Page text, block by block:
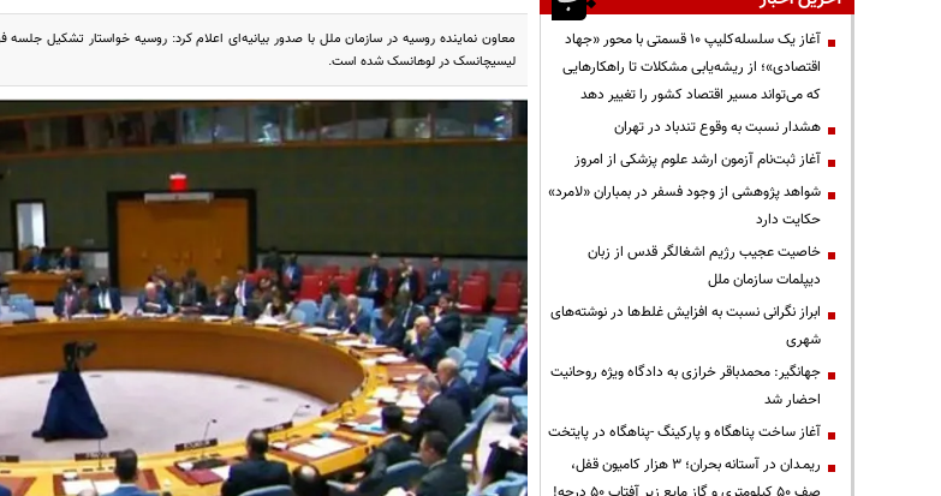
معاون نماینده روسیه در سازمان ملل با صدور بیانیه‌ای اعلام کرد: روسیه خواستار تشکیل
لیسیچانسک در لوهانسک شده است.
آغاز یک سلسله‌کلیپ ۱۰ قسمتی با محور «جهاد
اقتصادی»؛ از ریشه‌یابی مشکلات تا راهکارهایی
که می‌تواند مسیر اقتصاد کشور را تغییر دهد
هشدار نسبت به وقوع تندباد در تهران
آغاز ثبت‌نام آزمون ارشد علوم پزشکی از امروز
شواهد پژوهشی از وجود فسفر در بمباران «لامرد»
حکایت دارد
خاصیت عجیب رژیم اشغالگر قدس از زبان
دیپلمات سازمان ملل
ابراز نگرانی نسبت به افزایش غلط‌ها در نوشته‌های
شهری
جهانگیر: محمدباقر خرازی به دادگاه ویژه روحانیت
احضار شد
آغاز ساخت پناهگاه و پارکینگ -پناهگاه در پایتخت
ریمـدان در آستانه بحران؛ ۳ هزار کامیون قفل،